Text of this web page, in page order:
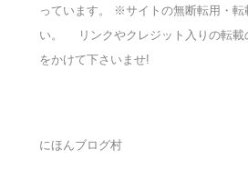
っています。 ※サイトの無断転用・転
い。 リンクやクレジット入りの転載
をかけて下さいませ!
にほんブログ村